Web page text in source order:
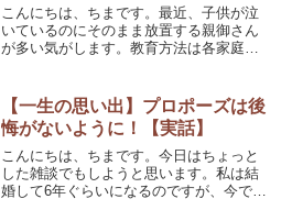
こんにちは、ちまです。最近、子供が泣
いているのにそのまま放置する親御さん
が多い気がします。教育方法は各家庭そ
せんし、放置が最善の解決策ではないで
すよね。子供が泣いている...
【一生の思い出】プロポーズは後
悔がないように！【実話】
こんにちは、ちまです。今日はちょっと
した雑談でもしようと思います。私は結
婚して6年ぐらいになるのですが、今でも